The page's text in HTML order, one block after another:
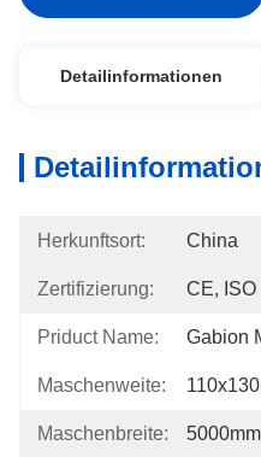
Detailinformationen
Herkunftsort: China
Zertifizierung: CE, ISO
Priduct Name: Gabion
Maschenweite:
Maschenbreite: 5000mm